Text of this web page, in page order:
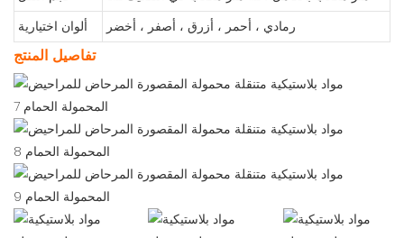
ألوان اختيارية
رمادي ، أحمر ، أزرق ، أصفر ، أخضر
تفاصيل المنتج